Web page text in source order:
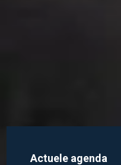
Actuele agenda